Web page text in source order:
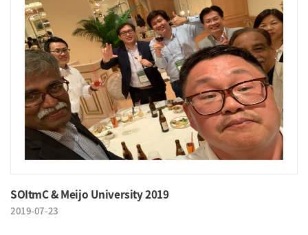
SOItmC & Meijo University 2019
2019-07-23